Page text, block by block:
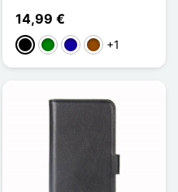
14,99 €
Schwarz
GrünDunkelblau
Braun
+1